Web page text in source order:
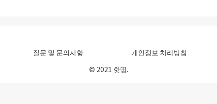
질문 및 문의사항
개인정보 처리방침
© 2021 핫띵.